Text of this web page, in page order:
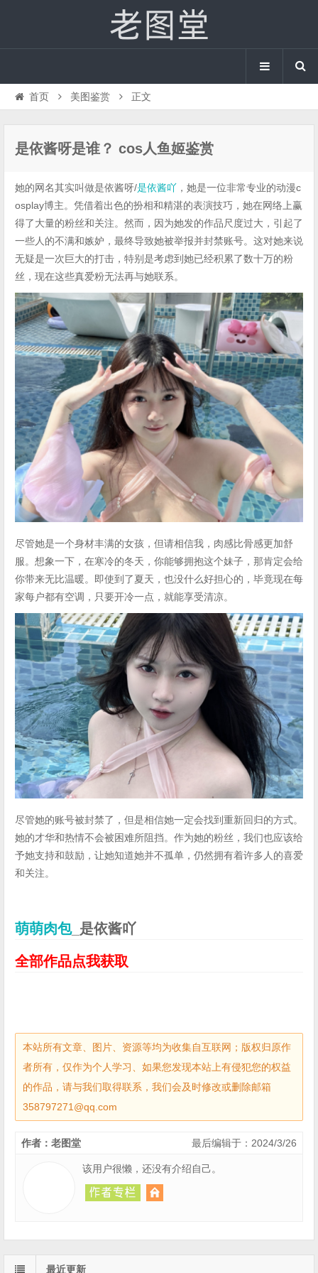
首页 美图鉴赏 正文
是依酱呀是谁？ cos人鱼姬鉴赏
她的网名其实叫做是依酱呀/是依酱吖 ，她是一位非常专业的动漫c
osplay博主。凭借着出色的扮相和精湛的表演技巧，她在网络上赢
得了大量的粉丝和关注。然而，因为她发的作品尺度过大，引起了
一些人的不满和嫉妒，最终导致她被举报并封禁账号。这对她来说
无疑是一次巨大的打击，特别是考虑到她已经积累了数十万的粉
丝，现在这些真爱粉无法再与她联系。
尽管她是一个身材丰满的女孩，但请相信我，肉感比骨感更加舒
服。想象一下，在寒冷的冬天，你能够拥抱这个妹子，那肯定会给
你带来无比温暖。即使到了夏天，也没什么好担心的，毕竟现在每
家每户都有空调，只要开冷一点，就能享受清凉。
尽管她的账号被封禁了，但是相信她一定会找到重新回归的方式。
她的才华和热情不会被困难所阻挡。作为她的粉丝，我们也应该给
予她支持和鼓励，让她知道她并不孤单，仍然拥有着许多人的喜爱
和关注。
萌萌肉包_是依酱吖
全部作品点我获取
本站所有文章、图片、资源等均为收集自互联网；版权归原作
者所有，仅作为个人学习、如果您发现本站上有侵犯您的权益
的作品，请与我们取得联系，我们会及时修改或删除邮箱
358797271@qq.com
最后编辑于：2024/3/26
作者：老图堂
该用户很懒，还没有介绍自己。
最近更新